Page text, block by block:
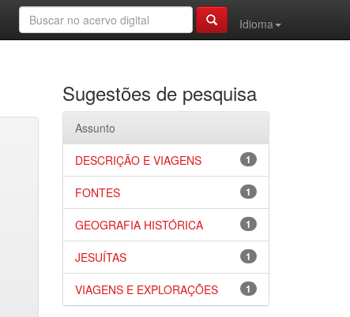
Idioma
Sugestões de pesquisa
Assunto
1
DESCRIÇÃO E VIAGENS
1
FONTES
1
GEOGRAFIA HISTÓRICA
1
JESUÍTAS
1
VIAGENS E EXPLORAÇÕES